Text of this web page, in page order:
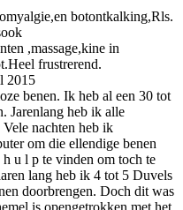
botontkalking,Rls.
,massage,kine in
frustrerend.
2015
benen. Ik heb al een 30 tot
Jarenlang heb ik alle
nachten heb ik
om die ellendige benen
u l p te vinden om toch te
lang heb ik 4 tot 5 Duvels
doorbrengen. Doch dit was